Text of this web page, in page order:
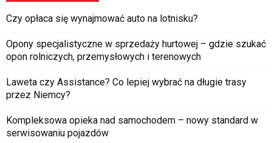
Czy opłaca się wynajmować auto na lotnisku?
Opony specjalistyczne w sprzedaży hurtowej – gdzie szukać
opon rolniczych, przemysłowych i terenowych
Laweta czy Assistance? Co lepiej wybrać na długie trasy
przez Niemcy?
Kompleksowa opieka nad samochodem – nowy standard w
serwisowaniu pojazdów